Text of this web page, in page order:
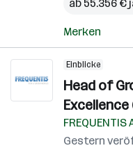
ab 55.356 €
Merken
Einblicke
Head of
FREQUENTIS
Gestern